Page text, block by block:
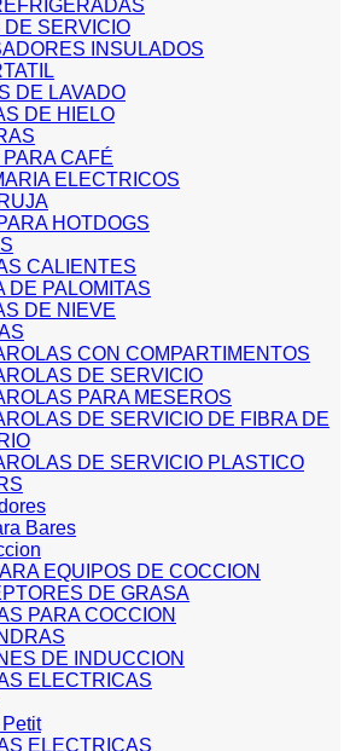
SERVICIO
INSULADOS
DE LAVADO
DE HIELO
CAFÉ
ELECTRICOS
HOTDOGS
CALIENTES
DE PALOMITAS
DE NIEVE
CON COMPARTIMENTOS
DE SERVICIO
PARA MESEROS
DE SERVICIO DE FIBRA DE
DE SERVICIO PLASTICO
Bares
EQUIPOS DE COCCION
DE GRASA
PARA COCCION
DE INDUCCION
ELECTRICAS
ELECTRICAS